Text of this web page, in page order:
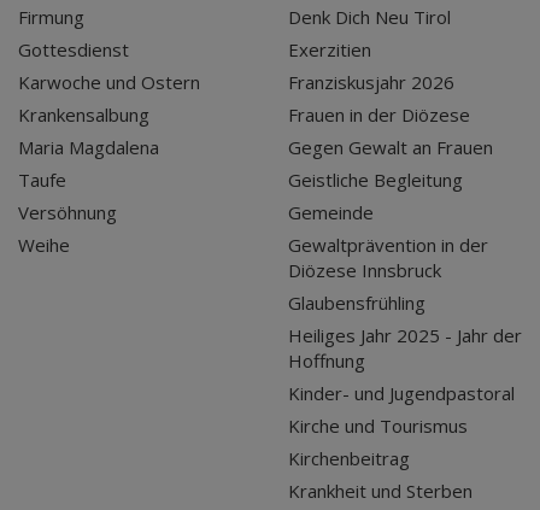
Firmung
Gottesdienst
Karwoche und Ostern
Krankensalbung
Maria Magdalena
Taufe
Versöhnung
Weihe
Denk Dich Neu Tirol
Exerzitien
Franziskusjahr 2026
Frauen in der Diözese
Gegen Gewalt an Frauen
Geistliche Begleitung
Gemeinde
Gewaltprävention in der
Diözese Innsbruck
Glaubensfrühling
Heiliges Jahr 2025 - Jahr der
Hoffnung
Kinder- und Jugendpastoral
Kirche und Tourismus
Kirchenbeitrag
Krankheit und Sterben